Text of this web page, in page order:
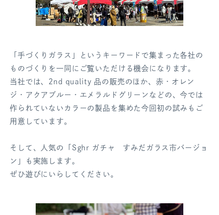
「手づくりガラス」というキーワードで集まった各社の
ものづくりを一同にご覧いただける機会になります。
当社では、2nd quality 品の販売のほか、赤・オレン
ジ・アクアブルー・エメラルドグリーンなどの、今では
作られていないカラーの製品を集めた今回初の試みもご
用意しています。
そして、人気の「Sghr ガチャ すみだガラス市バージョ
ン」も実施します。
ぜひ遊びにいらしてください。